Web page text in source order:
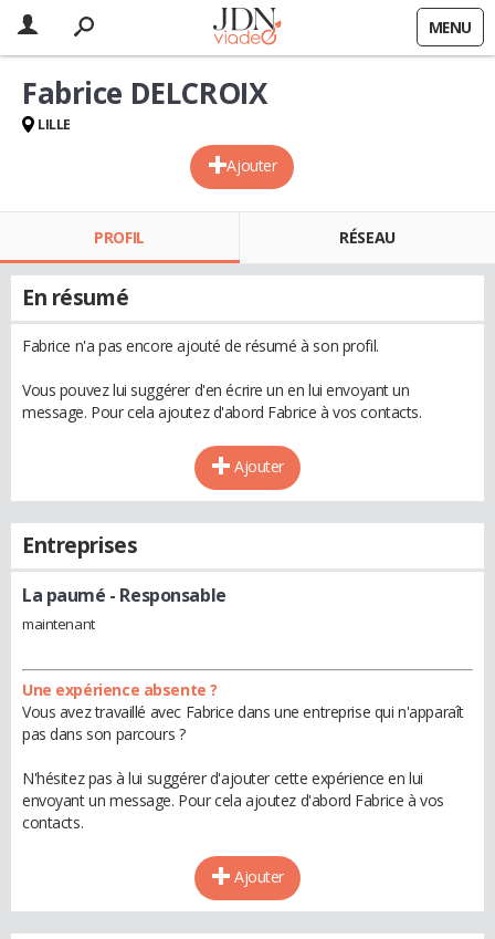
MENU
Ajouter
Fabrice DELCROIX
LILLE
PROFIL RÉSEAU
En résumé
Fabrice n'a pas encore ajouté de résumé à son profil.
Vous pouvez lui suggérer d'en écrire un en lui envoyant un
message. Pour cela ajoutez d'abord Fabrice à vos contacts.
Ajouter
Entreprises
La paumé - Responsable
maintenant
Une expérience absente ?
Vous avez travaillé avec Fabrice dans une entreprise qui n'apparaît
pas dans son parcours ?
N'hésitez pas à lui suggérer d'ajouter cette expérience en lui
envoyant un message. Pour cela ajoutez d'abord Fabrice à vos
contacts.
Ajouter